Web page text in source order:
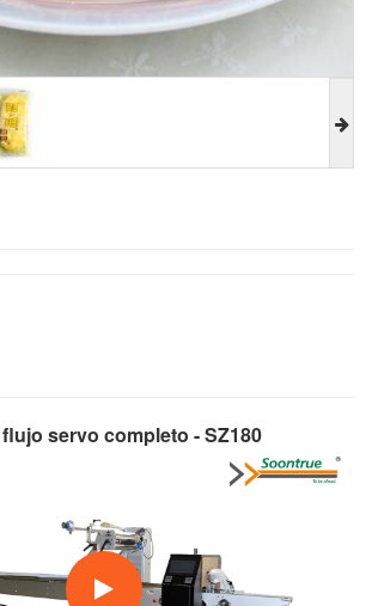
servo completo - SZ180